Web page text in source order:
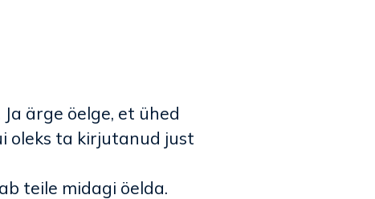
ärge öelge, et ühed
oleks ta kirjutanud just
teile midagi öelda.